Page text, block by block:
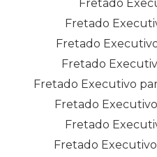
Fretado
Fretado
Fretado
Fretado
Fretado Executivo
Fretado
Fretado
Fretado